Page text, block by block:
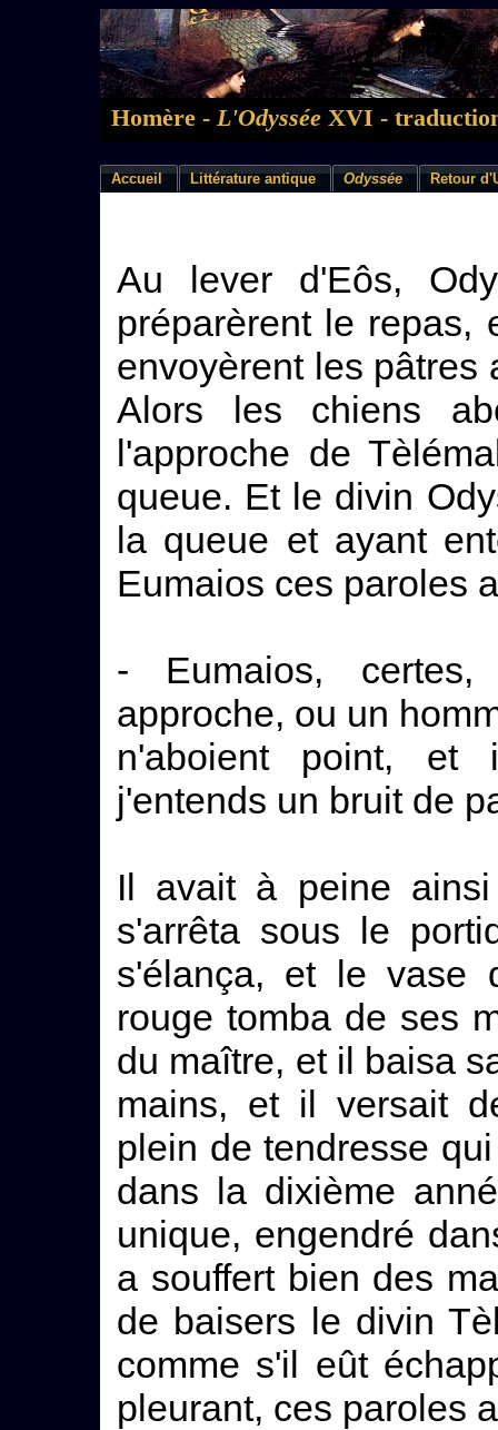
Homère - L'Odyssée XVI -
Accueil Littérature antique Odyssée Retour
Au lever d'Eôs,
préparèrent le repas,
envoyèrent les pâtres
Alors les chiens
l'approche de
queue. Et le divin
la queue et ayant
Eumaios ces paroles
- Eumaios,
approche, ou un
n'aboient point, et
j'entends un bruit de
Il avait à peine
s'arrêta sous le
s'élança, et le vase
rouge tomba de ses
du maître, et il baisa
mains, et il versait
plein de tendresse
dans la dixième
unique, engendré
a souffert bien des
de baisers le divin
comme s'il eût
pleurant, ces paroles